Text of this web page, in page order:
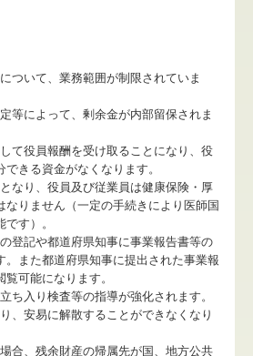
ついて、業務範囲が制限されていま
等によって、剰余金が内部留保されま
て役員報酬を受け取ることになり、役
きる資金がなくなります。
なり、役員及び従業員は健康保険・厚
なりません（一定の手続きにより医師国
す）。
登記や都道府県知事に事業報告書等の
。また都道府県知事に提出された事業報
可能になります。
ち入り検査等の指導が強化されます。
、安易に解散することができなくなり
合、残余財産の帰属先が国、地方公共